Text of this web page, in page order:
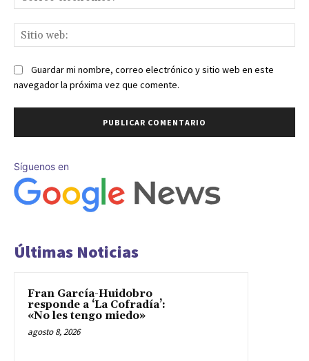
Guardar mi nombre, correo electrónico y sitio web en este
navegador la próxima vez que comente.
Síguenos en
Últimas Noticias
Fran García-Huidobro
responde a ‘La Cofradía’:
«No les tengo miedo»
agosto 8, 2026